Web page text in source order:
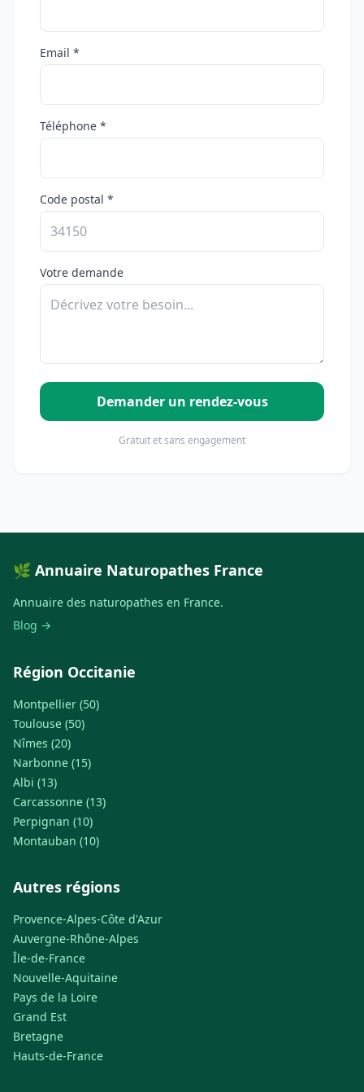
Email *
Téléphone *
Code postal *
Votre demande
Demander un rendez-vous
Gratuit et sans engagement
🌿 Annuaire Naturopathes France
Annuaire des naturopathes en France.
Blog →
Région Occitanie
Montpellier (50)
Toulouse (50)
Nîmes (20)
Narbonne (15)
Albi (13)
Carcassonne (13)
Perpignan (10)
Montauban (10)
Autres régions
Provence-Alpes-Côte d'Azur
Auvergne-Rhône-Alpes
Île-de-France
Nouvelle-Aquitaine
Pays de la Loire
Grand Est
Bretagne
Hauts-de-France